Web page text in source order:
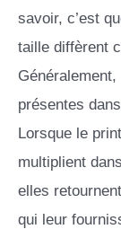
savoir, c’est
taille diffèrent
présentes
Lorsque le
multiplient
elles
qui leur